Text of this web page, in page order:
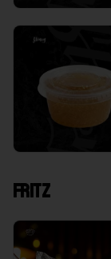
Fritz